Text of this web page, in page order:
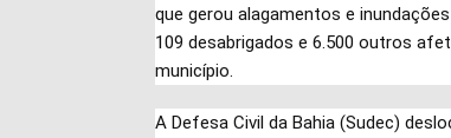
que gerou alagamentos e
109 desabrigados e 6.500 outros
município.
A Defesa Civil da Bahia (Sudec)